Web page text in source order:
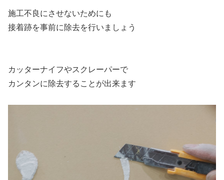
施工不良にさせないためにも
接着跡を事前に除去を行いましょう
カッターナイフやスクレーパーで
カンタンに除去することが出来ます